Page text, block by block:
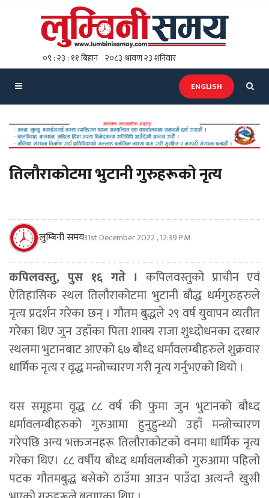
ENGLISH
तिलौराकोटमा भुटानी गुरुहरूको नृत्य
लुम्बिनी समय31st December 2022 , 12:39 PM
कपिलवस्तु, पुस १६ गते । कपिलवस्तुको प्राचीन एवं
ऐतिहासिक स्थल तिलौराकोटमा भुटानी बौद्ध धर्मगुरुहरुले
नृत्य प्रदर्शन गरेका छन् । गौतम बुद्धले २९ वर्ष युवापन व्यतीत
गरेका थिए जुन उहाँका पिता शाक्य राजा शुध्दोधनका दरबार
स्थलमा भुटानबाट आएको ६७ बौध्द धर्मावलम्बीहरुले शुक्रवार
धार्मिक नृत्य र वृद्ध मन्त्रोच्चारण गरी नृत्य गर्नुभएको थियो ।
यस समूहमा वृद्ध ८८ वर्ष की फुमा जुन भुटानको बौध्द
धर्मावलम्बीहरुको गुरुआमा हुनुहुन्थ्यो उहाँ मन्त्रोच्चारण
गरेपछि अन्य भक्तजनहरू तिलौराकोटको वनमा धार्मिक नृत्य
गरेका थिए। ८८ वर्षीय बौध्द धर्मावलम्बीको गुरुआमा पहिलो
पटक गौतमबुद्ध बसेको ठाउँमा आउन पाउँदा अत्यन्तै खुसी